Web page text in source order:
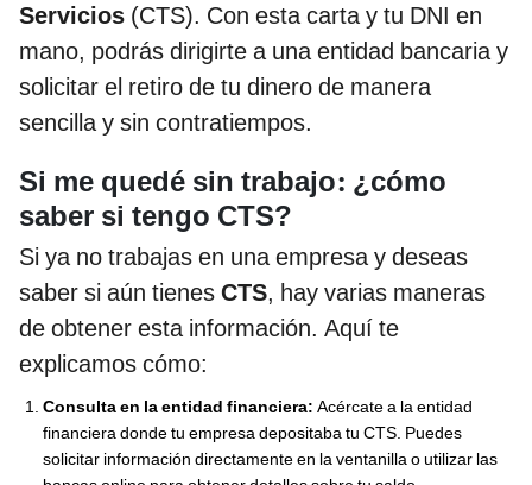
Servicios (CTS). Con esta carta y tu DNI en
mano, podrás dirigirte a una entidad bancaria y
solicitar el retiro de tu dinero de manera
sencilla y sin contratiempos.
Si me quedé sin trabajo: ¿cómo
saber si tengo CTS?
Si ya no trabajas en una empresa y deseas
saber si aún tienes CTS, hay varias maneras
de obtener esta información. Aquí te
explicamos cómo:
Consulta en la entidad financiera: Acércate a la entidad
financiera donde tu empresa depositaba tu CTS. Puedes
solicitar información directamente en la ventanilla o utilizar las